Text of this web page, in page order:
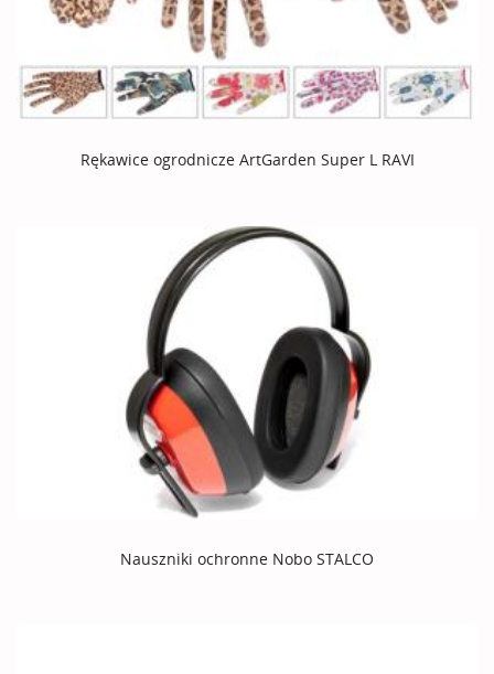
Rękawice ogrodnicze ArtGarden Super L RAVI
Nauszniki ochronne Nobo STALCO